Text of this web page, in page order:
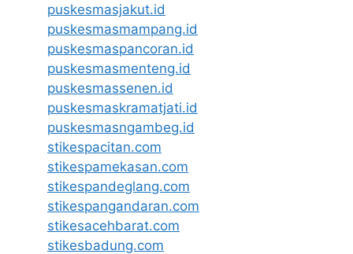
puskesmasjakut.id
puskesmasmampang.id
puskesmaspancoran.id
puskesmasmenteng.id
puskesmassenen.id
puskesmaskramatjati.id
puskesmasngambeg.id
stikespacitan.com
stikespamekasan.com
stikespandeglang.com
stikespangandaran.com
stikesacehbarat.com
stikesbadung.com